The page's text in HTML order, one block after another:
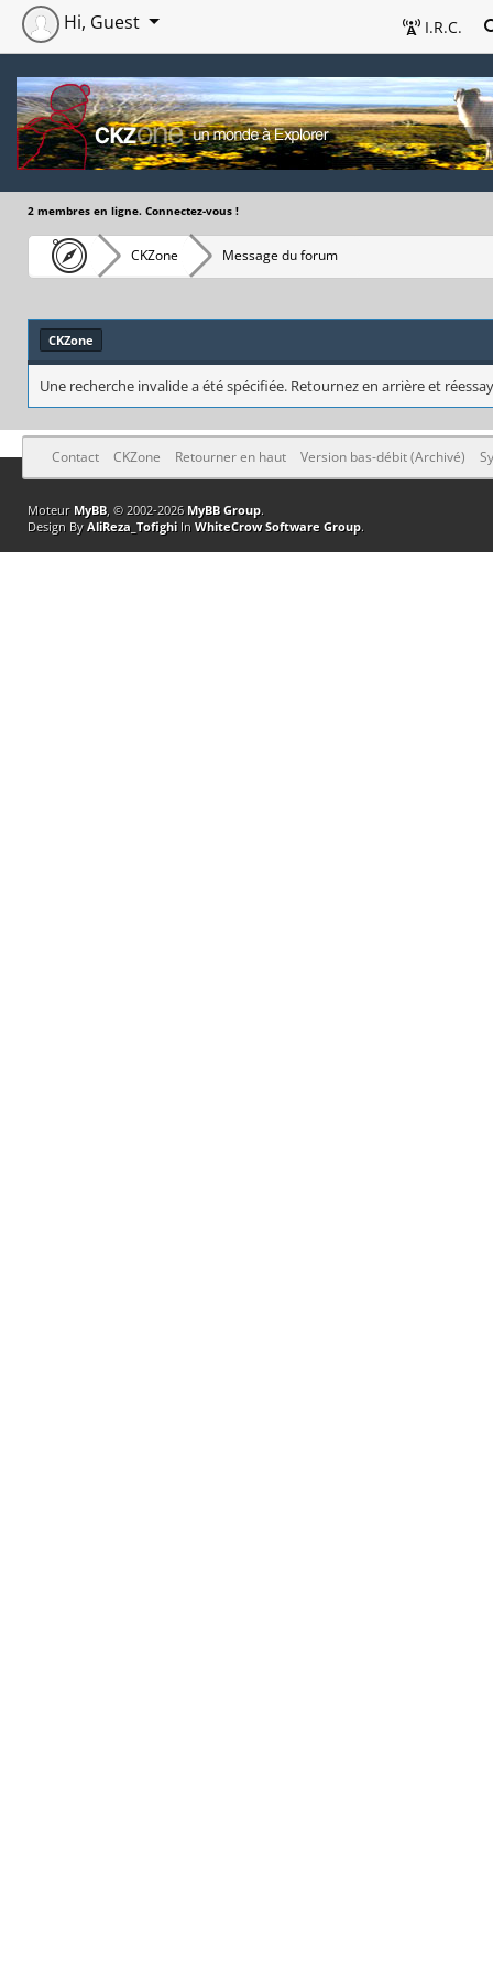
I.R.C.
Hi, Guest
2 membres en ligne. Connectez-vous !
CKZone Message du forum
CKZone
Une recherche invalide a été spécifiée. Retournez en arrière et
Contact CKZone Retourner en haut Version bas-débit (Archivé)
Moteur MyBB, © 2002-2026 MyBB Group.
Design By AliReza_TofighiIn WhiteCrow Software Group.